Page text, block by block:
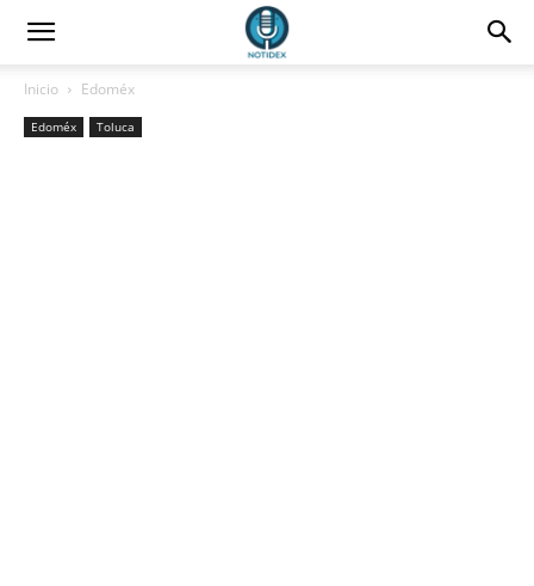
Inicio Edoméx
Edoméx Toluca